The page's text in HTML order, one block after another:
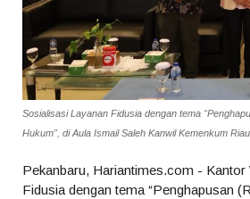
Sosialisasi Layanan Fidusia dengan tema
Hukum”, di Aula Ismail Saleh Kanwil Kemenkum
Pekanbaru, Hariantimes.com -
Fidusia dengan tema “Penghapusan